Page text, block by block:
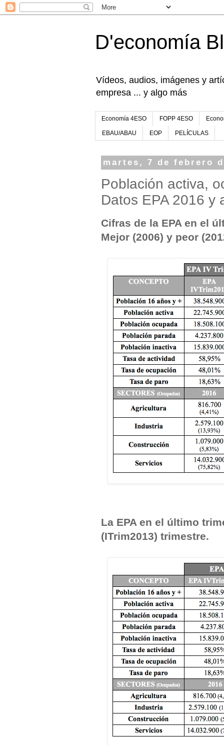
D'economía
Vídeos, audios, imágenes y
empresa ... y algo más
Economía 4ESO FOPP 4ESO
EBAU/ABAU EOP PELÍCULAS
martes, 7 de febrero
Población activa,
Datos EPA 2016 y
Cifras de la EPA en el
Mejor (2006) y peor
La EPA en el último
(ITrim2013) trimestre.